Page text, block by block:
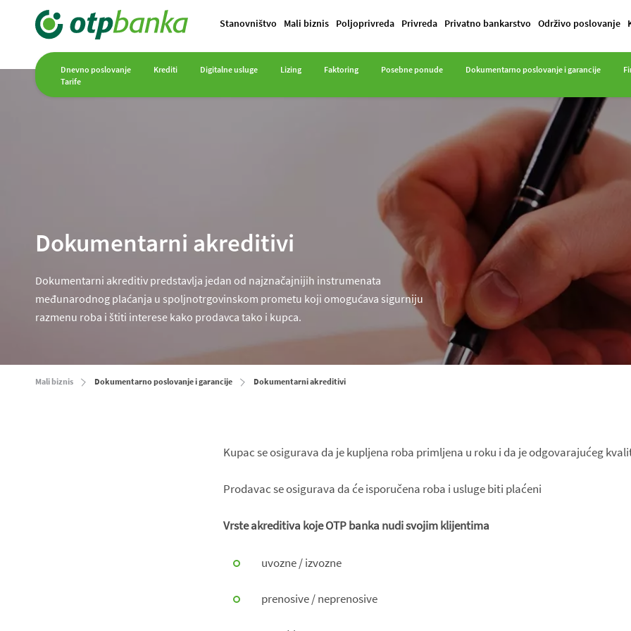
Stanovništvo Mali biznis
Dnevno poslovanje Krediti Digitalne usluge Lizing Faktoring Posebne ponude Dokumentarno poslovanje i garancije
Tarife
Poljoprivreda Privreda Privatno bankarstvo Održivo poslovanje
Dokumentarni akreditivi
Dokumentarni akreditiv predstavlja jedan od najznačajnijih instrumenata
međunarodnog plaćanja u spoljnotrgovinskom prometu koji omogućava sigurniju
razmenu roba i štiti interese kako prodavca tako i kupca.
Mali biznis Dokumentarno poslovanje i garancije Dokumentarni akreditivi
Kupac se osigurava da je kupljena roba primljena u roku i da je odgovarajućeg
Prodavac se osigurava da će isporučena roba i usluge biti plaćeni
Vrste akreditiva koje OTP banka nudi svojim klijentima
uvozne / izvozne
prenosive / neprenosive